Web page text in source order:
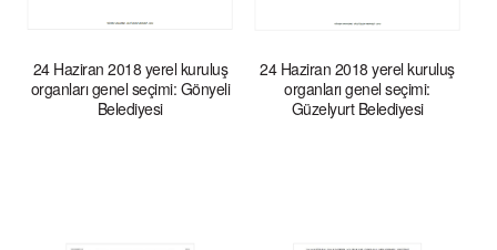
24 Haziran 2018 yerel kuruluş
organları genel seçimi: Gönyeli
Belediyesi
24 Haziran 2018 yerel kuruluş
organları genel seçimi:
Güzelyurt Belediyesi